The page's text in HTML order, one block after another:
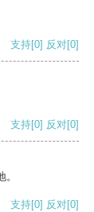
支持[0] 反对[0]
支持[0] 反对[0]
支持[0] 反对[0]